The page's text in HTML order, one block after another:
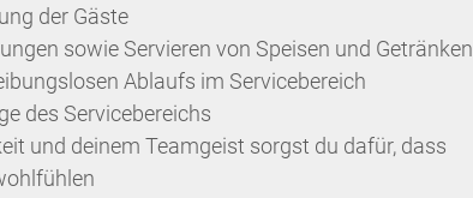
der Gäste
sowie Servieren von Speisen und Getränken
Ablaufs im Servicebereich
des Servicebereichs
und deinem Teamgeist sorgst du dafür, dass